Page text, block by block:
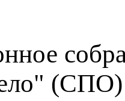
(СПО)